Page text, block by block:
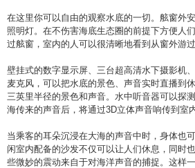
在这里你可以自由的观察水底的一切。舷窗外
照明灯。在不伤害海底生态圈的前提下方便人
过舷窗，室内的人可以很清晰地看到从窗外游
壁挂式的数字显示屏、三台超高清水下摄影机
麦克风，可以把水底的景色、声音实时直播到
三英里半径的景色和声音。水中听音器可以探
海传来的声音后，将通过3D立体声音响传到室内
当乘客的耳朵沉浸在大海的声音中时，身体也
闲室内配备的沙发不仅可以让人们休息，同时
些微妙的震动来自于对海洋声音的捕捉。这样